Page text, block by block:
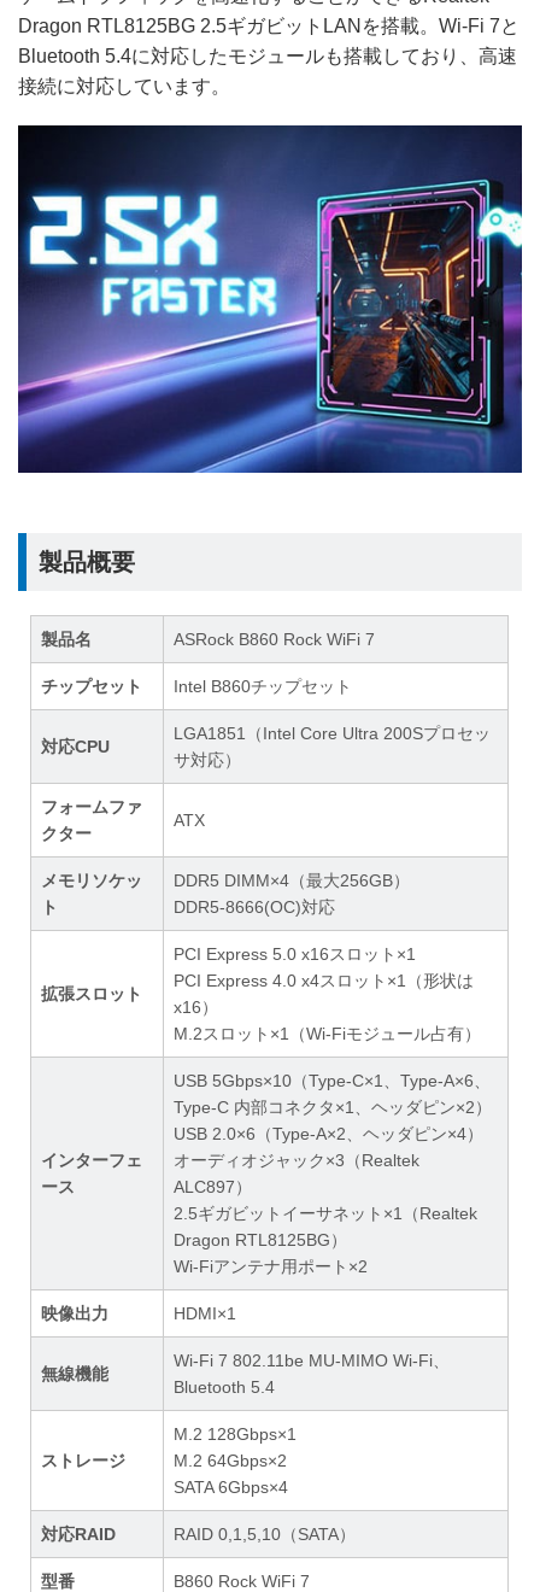
Dragon RTL8125BG 2.5ギガビットLANを搭載。Wi-Fi 7と
Bluetooth 5.4に対応したモジュールも搭載しており、高速
接続に対応しています。
製品概要
製品名 ASRock B860 Rock WiFi 7
チップセット Intel B860チップセット
対応CPU
LGA1851（Intel Core Ultra 200Sプロセッ
サ対応）
フォームファ
クター
ATX
メモリソケッ
ト
DDR5 DIMM×4（最大256GB）
DDR5-8666(OC)対応
拡張スロット
PCI Express 5.0 x16スロット×1
PCI Express 4.0 x4スロット×1（形状は
x16）
M.2スロット×1（Wi-Fiモジュール占有）
インターフェ
ース
USB 5Gbps×10（Type-C×1、Type-A×6、
Type-C 内部コネクタ×1、ヘッダピン×2）
USB 2.0×6（Type-A×2、ヘッダピン×4）
オーディオジャック×3（Realtek
ALC897）
2.5ギガビットイーサネット×1（Realtek
Dragon RTL8125BG）
Wi-Fiアンテナ用ポート×2
映像出力 HDMI×1
無線機能
Wi-Fi 7 802.11be MU-MIMO Wi-Fi、
Bluetooth 5.4
ストレージ
M.2 128Gbps×1
M.2 64Gbps×2
SATA 6Gbps×4
対応RAID RAID 0,1,5,10（SATA）
型番 B860 Rock WiFi 7